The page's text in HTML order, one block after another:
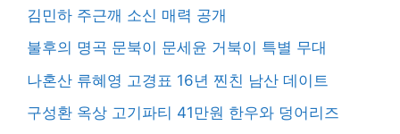
김민하 주근깨 소신 매력 공개
불후의 명곡 문북이 문세윤 거북이 특별 무대
나혼산 류혜영 고경표 16년 찐친 남산 데이트
구성환 옥상 고기파티 41만원 한우와 덩어리즈